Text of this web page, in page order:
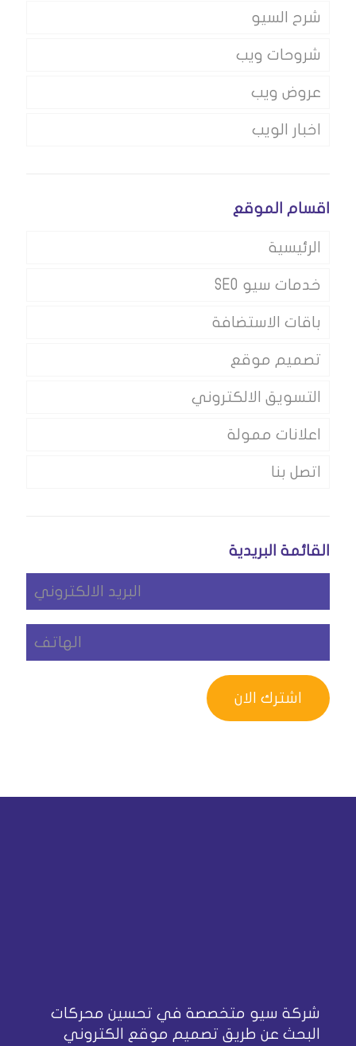
شرح السيو
شروحات ويب
عروض ويب
اخبار الويب
اقسام الموقع
الرئيسية
خدمات سيو SEO
باقات الاستضافة
تصميم موقع
التسويق الالكتروني
اعلانات ممولة
اتصل بنا
القائمة البريدية
شركة سيو متخصصة في تحسين محركات
البحث عن طريق تصميم موقع الكتروني